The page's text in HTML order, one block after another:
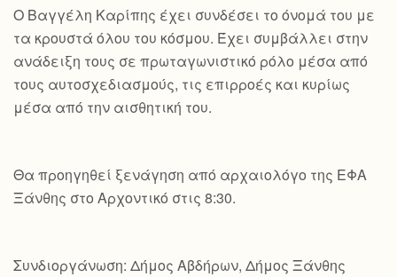
Ο Βαγγέλη Καρίπης έχει συνδέσει το όνομά του με
τα κρουστά όλου του κόσμου. Έχει συμβάλλει στην
ανάδειξη τους σε πρωταγωνιστικό ρόλο μέσα από
τους αυτοσχεδιασμούς, τις επιρροές και κυρίως
μέσα από την αισθητική του.
Θα προηγηθεί ξενάγηση από αρχαιολόγο της ΕΦΑ
Ξάνθης στο Αρχοντικό στις 8:30.
Συνδιοργάνωση: Δήμος Αβδήρων, Δήμος Ξάνθης